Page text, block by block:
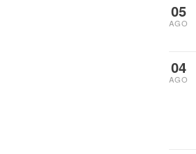
05
AGO
04
AGO